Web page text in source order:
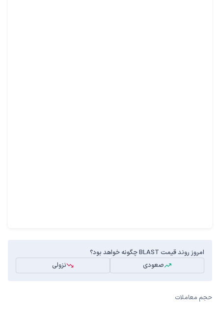
امروز روند قیمت BLAST چگونه خواهد بود؟
صعودی
نزولی
حجم معاملات